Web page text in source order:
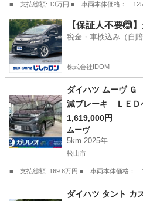
■ 支払総額: 13万円 ■ 車両本体価格：
香川 坂出市 タント
【保証人不要🙆
税金・車検込み（自
株式会社IDOM
ダイハツ ムーヴ
減ブレーキ ＬＥＤ
ストップ 電動格
オートエアコン
オートブレーキホ
1,619,000円
ムーヴ
5km 2025年
松山市
■ 支払総額: 169.8万円 ■ 車両本体価格：
ムーヴ
ダイハツ タント カ